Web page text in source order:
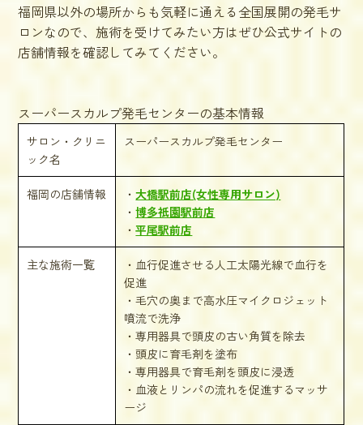
福岡県以外の場所からも気軽に通える全国展開の発毛サ
ロンなので、施術を受けてみたい方はぜひ公式サイトの
店舗情報を確認してみてください。
スーパースカルプ発毛センターの基本情報
サロン・クリニ
ック名
スーパースカルプ発毛センター
福岡の店舗情報 ・大橋駅前店(女性専用サロン)
・博多祇園駅前店
・平尾駅前店
主な施術一覧
・血行促進させる人工太陽光線で血行を
促進
・毛穴の奥まで高水圧マイクロジェット
噴流で洗浄
・専用器具で頭皮の古い角質を除去
・頭皮に育毛剤を塗布
・専用器具で育毛剤を頭皮に浸透
・血液とリンパの流れを促進するマッサ
ージ